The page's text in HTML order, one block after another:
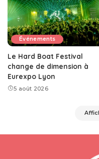
Événements
Le Hard Boat Festival
change de dimension à
Eurexpo Lyon
5 août 2026